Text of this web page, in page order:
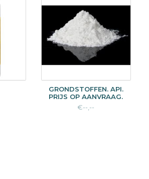
GRONDSTOFFEN. API.
PRIJS OP AANVRAAG.
€--,--